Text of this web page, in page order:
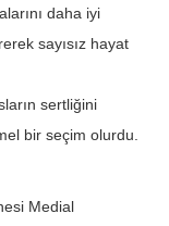
daha iyi
sayısız hayat
sertliğini
bir seçim olurdu.